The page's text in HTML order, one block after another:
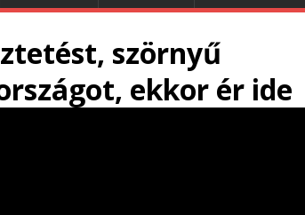
szörnyű
ekkor ér ide